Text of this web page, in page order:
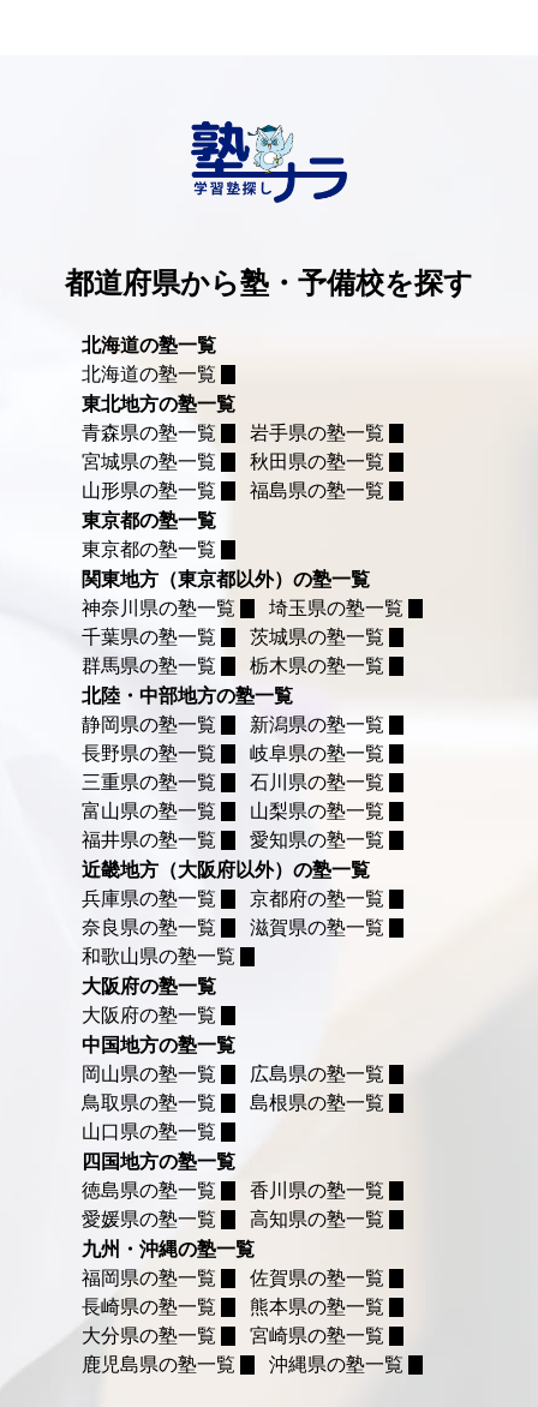
都道府県から塾・予備校を探す
北海道の塾一覧
北海道の塾一覧
東北地方の塾一覧
青森県の塾一覧
岩手県の塾一覧
宮城県の塾一覧
秋田県の塾一覧
山形県の塾一覧
福島県の塾一覧
東京都の塾一覧
東京都の塾一覧
関東地方（東京都以外）の塾一覧
神奈川県の塾一覧
埼玉県の塾一覧
千葉県の塾一覧
茨城県の塾一覧
群馬県の塾一覧
栃木県の塾一覧
北陸・中部地方の塾一覧
静岡県の塾一覧
新潟県の塾一覧
長野県の塾一覧
岐阜県の塾一覧
三重県の塾一覧
石川県の塾一覧
富山県の塾一覧
山梨県の塾一覧
福井県の塾一覧
愛知県の塾一覧
近畿地方（大阪府以外）の塾一覧
兵庫県の塾一覧
京都府の塾一覧
奈良県の塾一覧
滋賀県の塾一覧
和歌山県の塾一覧
大阪府の塾一覧
大阪府の塾一覧
中国地方の塾一覧
岡山県の塾一覧
広島県の塾一覧
鳥取県の塾一覧
島根県の塾一覧
山口県の塾一覧
四国地方の塾一覧
徳島県の塾一覧
香川県の塾一覧
愛媛県の塾一覧
高知県の塾一覧
九州・沖縄の塾一覧
福岡県の塾一覧
佐賀県の塾一覧
長崎県の塾一覧
熊本県の塾一覧
大分県の塾一覧
宮崎県の塾一覧
鹿児島県の塾一覧
沖縄県の塾一覧